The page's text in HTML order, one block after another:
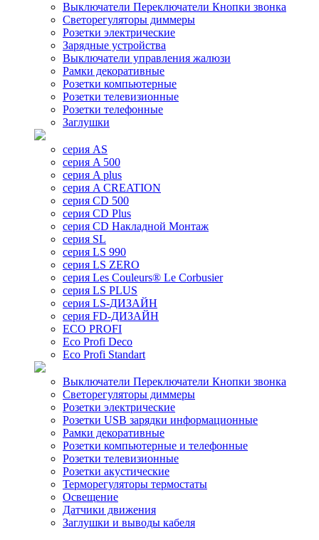
Выключатели Переключатели Кнопки звонка
Светорегуляторы диммеры
Розетки электрические
Зарядные устройства
Выключатели управления жалюзи
Рамки декоративные
Розетки компьютерные
Розетки телевизионные
Розетки телефонные
Заглушки
серия AS
серия A 500
серия A plus
серия A CREATION
серия CD 500
серия CD Plus
серия CD Накладной Монтаж
серия SL
серия LS 990
серия LS ZERO
серия Les Couleurs® Le Corbusier
серия LS PLUS
серия LS-ДИЗАЙН
серия FD-ДИЗАЙН
ECO PROFI
Eco Profi Deco
Eco Profi Standart
Выключатели Переключатели Кнопки звонка
Светорегуляторы диммеры
Розетки электрические
Розетки USB зарядки информационные
Рамки декоративные
Розетки компьютерные и телефонные
Розетки телевизионные
Розетки акустические
Терморегуляторы термостаты
Освещение
Датчики движения
Заглушки и выводы кабеля